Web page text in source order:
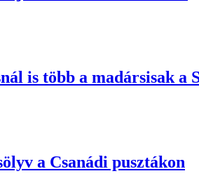
is több a madársisak a
a Csanádi pusztákon